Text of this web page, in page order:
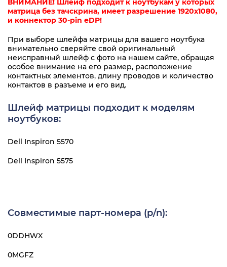
ВНИМАНИЕ! Шлейф подходит к ноутбукам у которых
матрица без тачскрина, имеет разрешение 1920x1080,
и коннектор 30-pin eDP!
При выборе шлейфа матрицы для вашего ноутбука
внимательно сверяйте свой оригинальный
неисправный шлейф с фото на нашем сайте, обращая
особое внимание на его размер, расположение
контактных элементов, длину проводов и количество
контактов в разъеме и его вид.
Шлейф матрицы подходит к моделям
ноутбуков:
Dell Inspiron 5570
Dell Inspiron 5575
Совместимые парт-номера (p/n):
0DDHWX
0MGFZ